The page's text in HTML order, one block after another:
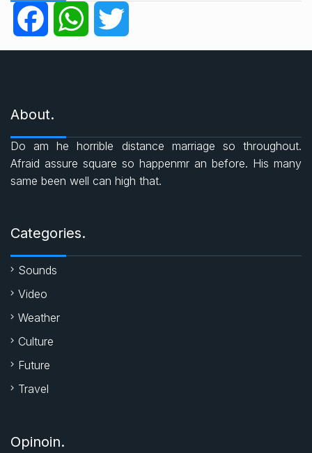
o
a
e
b
o
k
W
h
s
w
t
About.
Do am he horrible distance marriage so throughout.
Afraid assure square so happenmr an before. His many
same been well can high that.
Categories.
Sounds
Video
Weather
Culture
Future
Travel
Opinoin.